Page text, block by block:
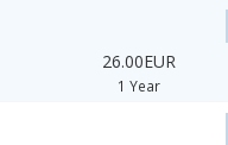
26.00EUR
1 Year